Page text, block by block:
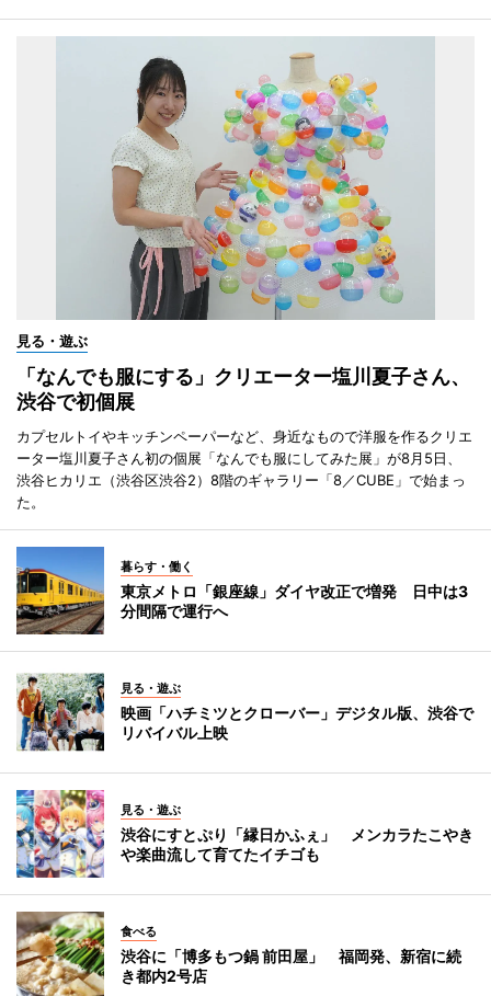
見る・遊ぶ
「なんでも服にする」クリエーター塩川夏子さん、
渋谷で初個展
カプセルトイやキッチンペーパーなど、身近なもので洋服を作るクリエ
ーター塩川夏子さん初の個展「なんでも服にしてみた展」が8月5日、
渋谷ヒカリエ（渋谷区渋谷2）8階のギャラリー「8／CUBE」で始まっ
た。
暮らす・働く
東京メトロ「銀座線」ダイヤ改正で増発 日中は3
分間隔で運行へ
見る・遊ぶ
映画「ハチミツとクローバー」デジタル版、渋谷で
リバイバル上映
見る・遊ぶ
渋谷にすとぷり「縁日かふぇ」 メンカラたこやき
や楽曲流して育てたイチゴも
食べる
渋谷に「博多もつ鍋 前田屋」 福岡発、新宿に続
き都内2号店